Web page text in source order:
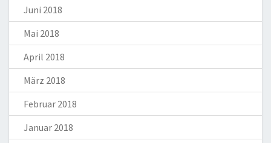
Juni 2018
Mai 2018
April 2018
März 2018
Februar 2018
Januar 2018